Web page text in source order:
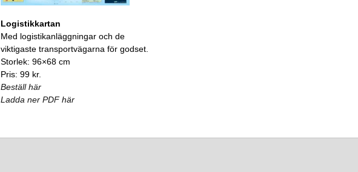
Logistikkartan
Med logistikanläggningar och de
viktigaste transportvägarna för godset.
Storlek: 96×68 cm
Pris: 99 kr.
Beställ här
Ladda ner PDF här